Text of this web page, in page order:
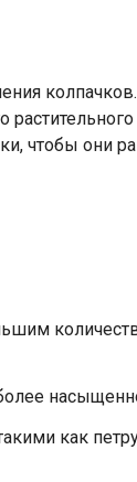
чтобы
как